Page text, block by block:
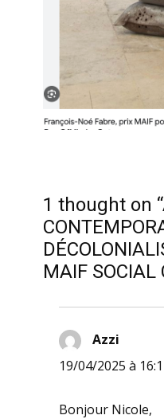
1 thought on
MAIF SOCIAL
Azzi
19/04/2025 à
Bonjour Nicole,